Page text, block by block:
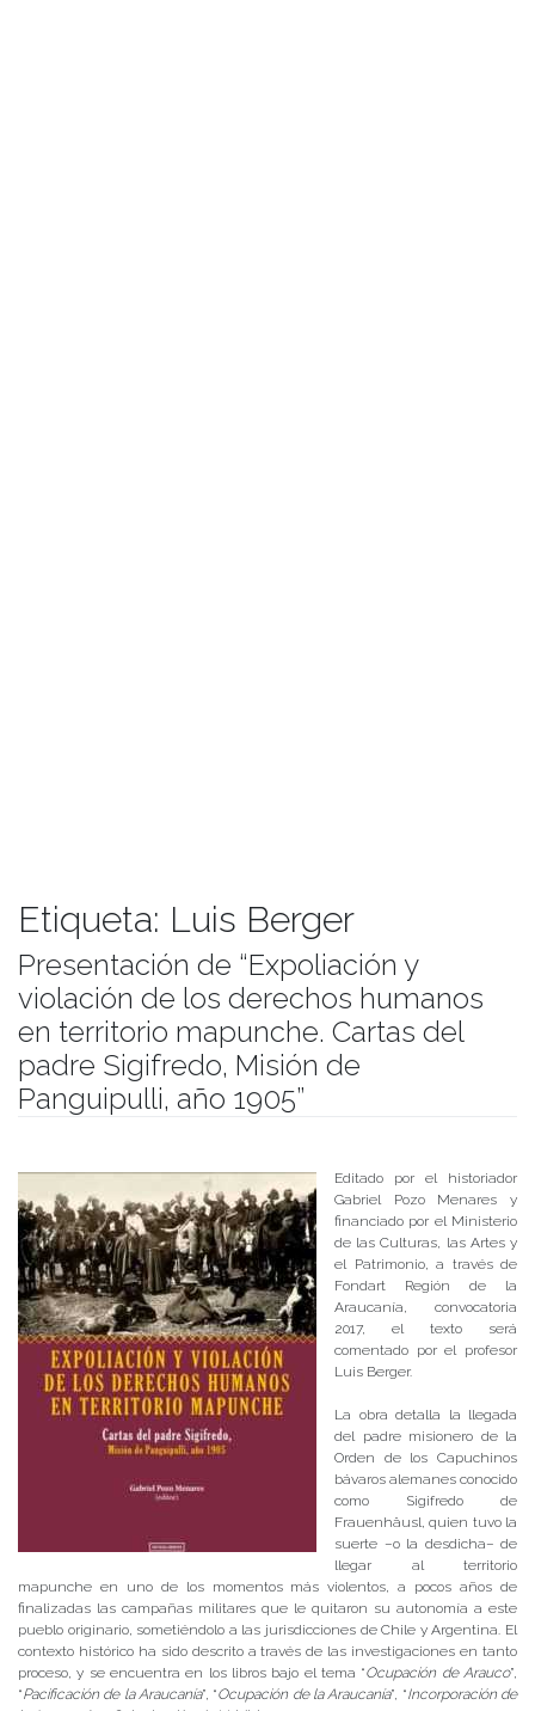
Etiqueta: Luis Berger
Presentación de “Expoliación y
violación de los derechos humanos
en territorio mapunche. Cartas del
padre Sigifredo, Misión de
Panguipulli, año 1905”
Editado por el historiador
Gabriel Pozo Menares y
financiado por el Ministerio
de las Culturas, las Artes y
el Patrimonio, a través de
Fondart Región de la
Araucanía, convocatoria
2017, el texto será
comentado por el profesor
Luis Berger.
La obra detalla la llegada
del padre misionero de la
Orden de los Capuchinos
bávaros alemanes conocido
como Sigifredo de
Frauenhäusl, quien tuvo la
suerte –o la desdicha– de
llegar al territorio
mapunche en uno de los momentos más violentos, a pocos años de
finalizadas las campañas militares que le quitaron su autonomía a este
pueblo originario, sometiéndolo a las jurisdicciones de Chile y Argentina. El
contexto histórico ha sido descrito a través de las investigaciones en tanto
proceso, y se encuentra en los libros bajo el tema “Ocupación de Arauco”,
“Pacificación de la Araucanía”, “Ocupación de la Araucanía”, “Incorporación de